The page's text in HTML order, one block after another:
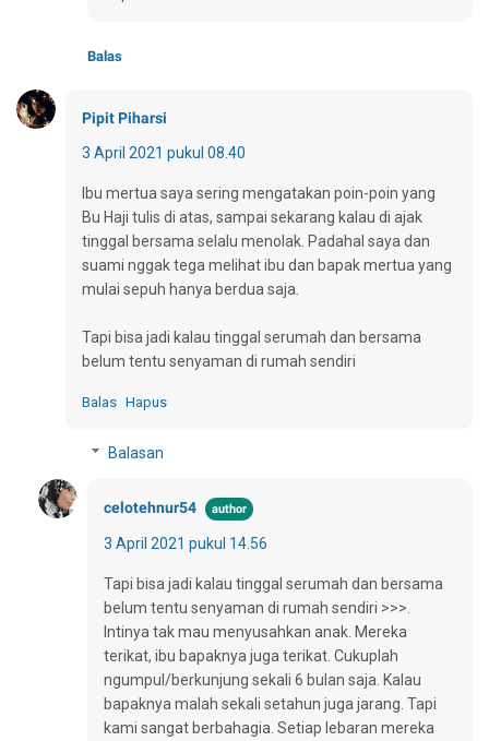
Balas
Pipit Piharsi
3 April 2021 pukul 08.40
Ibu mertua saya sering mengatakan poin-poin yang
Bu Haji tulis di atas, sampai sekarang kalau di ajak
tinggal bersama selalu menolak. Padahal saya dan
suami nggak tega melihat ibu dan bapak mertua yang
mulai sepuh hanya berdua saja.
Tapi bisa jadi kalau tinggal serumah dan bersama
belum tentu senyaman di rumah sendiri
Balas Hapus
Balasan
celotehnur54
3 April 2021 pukul 14.56
Tapi bisa jadi kalau tinggal serumah dan bersama
belum tentu senyaman di rumah sendiri >>>.
Intinya tak mau menyusahkan anak. Mereka
terikat, ibu bapaknya juga terikat. Cukuplah
ngumpul/berkunjung sekali 6 bulan saja. Kalau
bapaknya malah sekali setahun juga jarang. Tapi
kami sangat berbahagia. Setiap lebaran mereka